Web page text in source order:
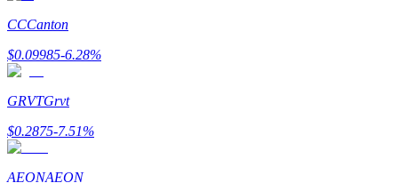
Dapatkan imbalan kompetitif setiap hari
CCCanton
$0.09985-6.28%
GRVTGrvt
$0.2875-7.51%
AEONAEON